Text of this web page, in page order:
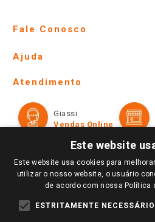
Fale Conosco
Lojas Físicas e Horários
Ofertas
Televendas
Perguntas frequentes
Trabalhe Conosco
Identidade Visual
Ajuda
Formas de Pagamento
Políticas de entrega
Trocas e Devoluções
Atendimento
Giassi
Vendas Online
Redes Sociais
Este website
Este website usa cookies para
utilizar o nosso website, o usuário
de acordo com nossa Política
ESTRITAMENTE